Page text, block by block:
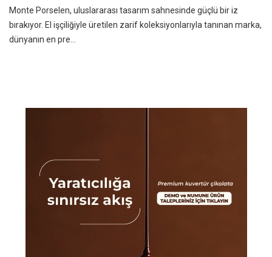
Monte Porselen, uluslararası tasarım sahnesinde güçlü bir iz
bırakıyor. El işçiliğiyle üretilen zarif koleksiyonlarıyla tanınan marka,
dünyanın en pre...